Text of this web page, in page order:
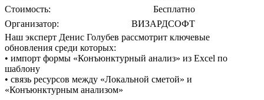
Стоимость:
Бесплатно
Организатор:
ВИЗАРДСОФТ
Наш эксперт Денис Голубев рассмотрит ключевые
обновления среди которых:
• импорт формы «Конъюнктурный анализ» из Excel по
шаблону
• связь ресурсов между «Локальной сметой» и
«Конъюнктурным анализом»